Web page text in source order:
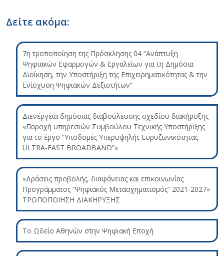
Δείτε ακόμα:
7η τροποποίηση της Πρόσκλησης 04 “Ανάπτυξη
Ψηφιακών Εφαρμογών & Εργαλείων για τη Δημόσια
Διοίκηση, την Υποστήριξη της Επιχειρηματικότητας & την
Ενίσχυση Ψηφιακών Δεξιοτήτων”
Διενέργεια δημόσιας διαβούλευσης σχεδίου διακήρυξης
«Παροχή υπηρεσιών Συμβούλου Τεχνικής Υποστήριξης
για το έργο “Υποδομές Υπερυψηλής Ευρυζωνικότητας –
ULTRA-FAST BROADBAND”»
«Δράσεις προβολής, διαφάνειας και επικοινωνίας
Προγράμματος “Ψηφιακός Μετασχηματισμός” 2021-2027»
ΤΡΟΠΟΠΟΙΗΣΗ ΔΙΑΚΗΡΥΞΗΣ
Το Ωδείο Αθηνών στην Ψηφιακή Εποχή